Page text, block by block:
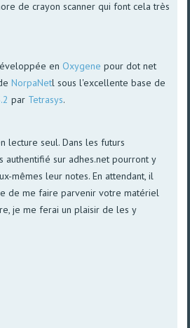
de crayon scanner qui font cela très
en Oxygene pour dot net
NorpaNetl sous l'excellente base de
par Tetrasys.
lecture seul. Dans les futurs
authentifié sur adhes.net pourront y
mêmes leur notes. En attendant, il
de me faire parvenir votre matériel
je me ferai un plaisir de les y